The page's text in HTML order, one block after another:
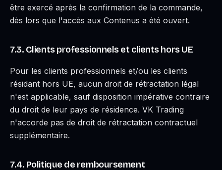
être exercé après la confirmation de la commande,
dès lors que l'accès aux Contenus a été ouvert.
7.3. Clients professionnels et clients hors UE
Pour les clients professionnels et/ou les clients
résidant hors UE, aucun droit de rétractation légal
n'est applicable, sauf disposition impérative contraire
du droit de leur pays de résidence. VK Trading
n'accorde pas de droit de rétractation contractuel
supplémentaire.
7.4. Politique de remboursement